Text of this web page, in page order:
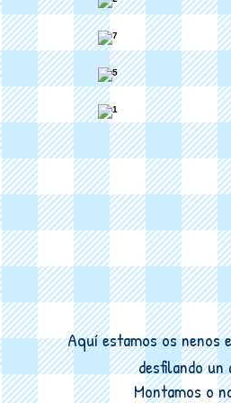
Aquí estamos os nenos
desfilando un
Montamos o